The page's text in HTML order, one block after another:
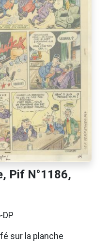
Pif N°1186,
sur la planche